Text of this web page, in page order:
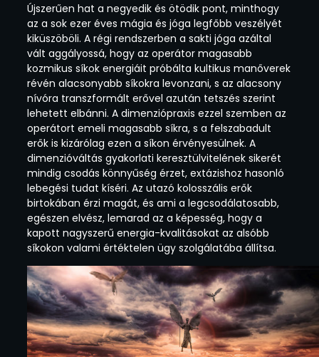
Újszerűen hat a negyedik és ötödik pont, minthogy
az a sok ezer éves mágia és jóga legfőbb veszélyét
kiküszöböli. A régi rendszerben a sakti jóga azáltal
vált aggályossá, hogy az operátor magasabb
kozmikus síkok energiáit próbálta kultikus manőverek
révén alacsonyabb síkokra levonzani, s az alacsony
nívóra transzformált erővel azután tetszés szerint
lehetett elbánni. A dimenziópraxis ezzel szemben az
operátort emeli magasabb síkra, s a felszabadult
erők is kizárólag ezen a síkon érvényesülnek. A
dimenzióváltás gyakorlati keresztülvitelének sikerét
mindig csodás könnyűség érzet, extázishoz hasonló
lebegési tudat kíséri. Az utazó kolosszális erők
birtokában érzi magát, és ami a legcsodálatosabb,
egészen elvész, lemarad az a képesség, hogy a
kapott nagyszerű energia-kvalitásokat az alsóbb
síkokon valami értéktelen ügy szolgálatába állítsa.